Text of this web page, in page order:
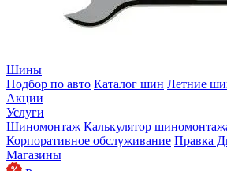
Шины
Подбор по авто Каталог шин Летние
Акции
Услуги
Шиномонтаж Калькулятор
Корпоративное обслуживание Правка
Магазины